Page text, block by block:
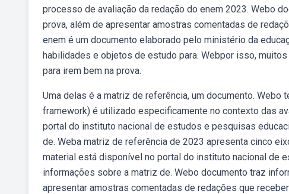
processo de avaliação da redação do enem 2023. Webo
prova, além de apresentar amostras comentadas de
enem é um documento elaborado pelo ministério da
habilidades e objetos de estudo para. Webpor isso,
para irem bem na prova.
Uma delas é a matriz de referência, um documento.
framework) é utilizado especificamente no contexto das
portal do instituto nacional de estudos e pesquisas
de. Weba matriz de referência de 2023 apresenta cinco
material está disponível no portal do instituto nacional de
informações sobre a matriz de. Webo documento traz
apresentar amostras comentadas de redações que